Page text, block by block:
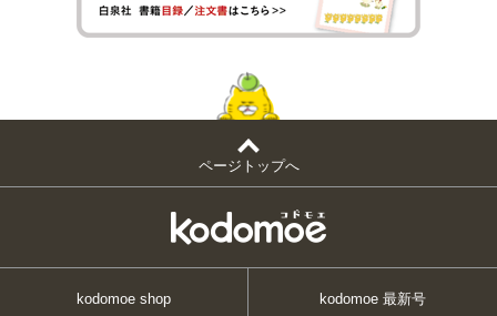
ページトップへ
kodomoe shop kodomoe 最新号